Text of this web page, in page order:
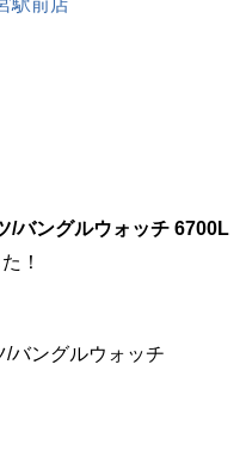
/バングルウォッチ 6700L
！
/バングルウォッチ